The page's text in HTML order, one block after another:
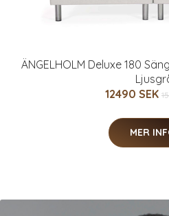
ÄNGELHOLM Deluxe 180
12490 SEK
MER